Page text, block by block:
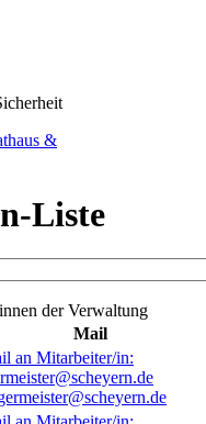
&
Liste
der Verwaltung
Mail